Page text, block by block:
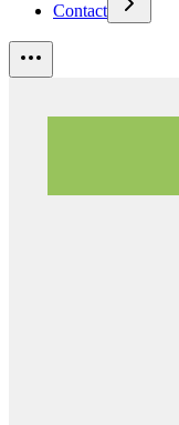
Contact